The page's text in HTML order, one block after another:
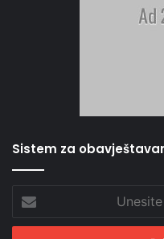
Sistem za
Email
adresu